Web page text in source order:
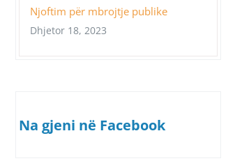
Njoftim për mbrojtje publike
Dhjetor 18, 2023
Na gjeni në Facebook